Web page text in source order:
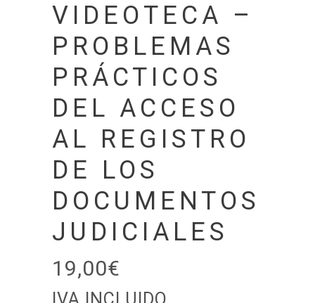
VIDEOTECA –
PROBLEMAS
PRÁCTICOS
DEL ACCESO
AL REGISTRO
DE LOS
DOCUMENTOS
JUDICIALES
19,00€